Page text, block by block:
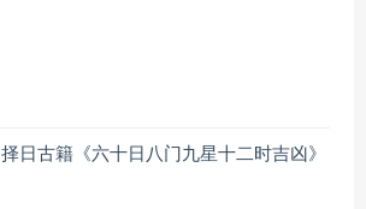
择日古籍《六十日八门九星十二时吉凶》